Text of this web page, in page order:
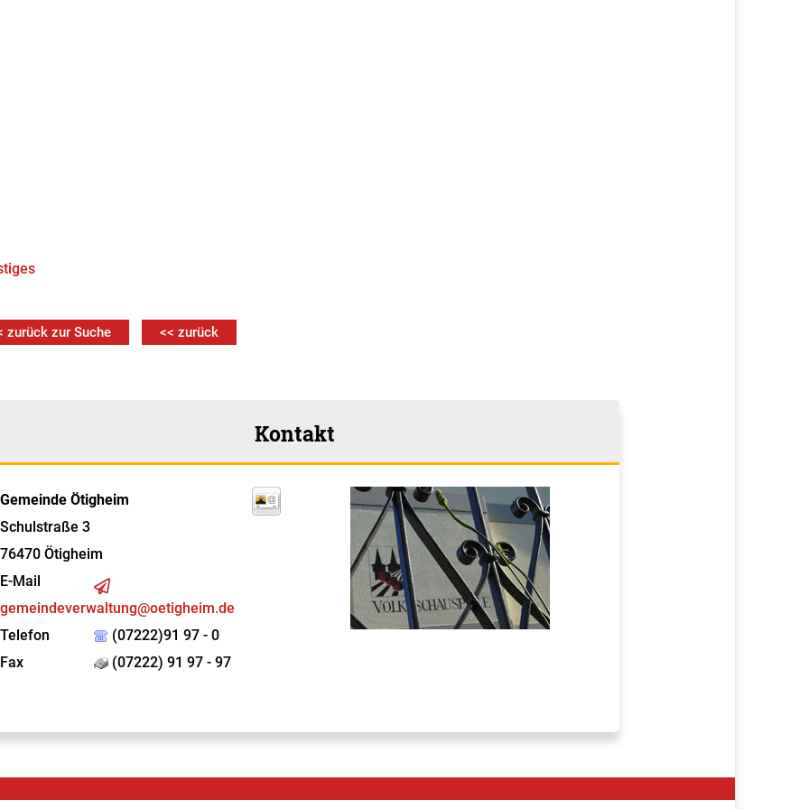
zurück zur Suche << zurück
Kontakt
Gemeinde Ötigheim
Schulstraße 3
76470 Ötigheim
E-Mail
gemeindeverwaltung@oetigheim.de
Telefon
(07222)91 97 - 0
Fax
(07222) 91 97 - 97